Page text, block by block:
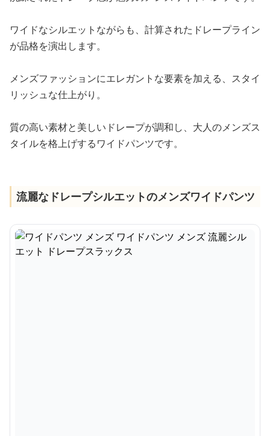
ワイドなシルエットながらも、計算されたドレープライン
が品格を演出します。
メンズファッションにエレガントな要素を加える、スタイ
リッシュな仕上がり。
質の高い素材と美しいドレープが調和し、大人のメンズス
タイルを格上げするワイドパンツです。
流麗なドレープシルエットのメンズワイドパンツ